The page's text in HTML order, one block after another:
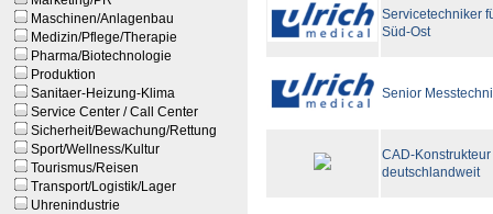
Maschinen/Anlagenbau
Medizin/Pflege/Therapie
Pharma/Biotechnologie
Produktion
Sanitaer-Heizung-Klima
Service Center / Call Center
Sicherheit/Bewachung/Rettung
Sport/Wellness/Kultur
Tourismus/Reisen
Transport/Logistik/Lager
Uhrenindustrie
Servicetechniker
Süd-Ost
Senior
CAD-
deutschlandweit